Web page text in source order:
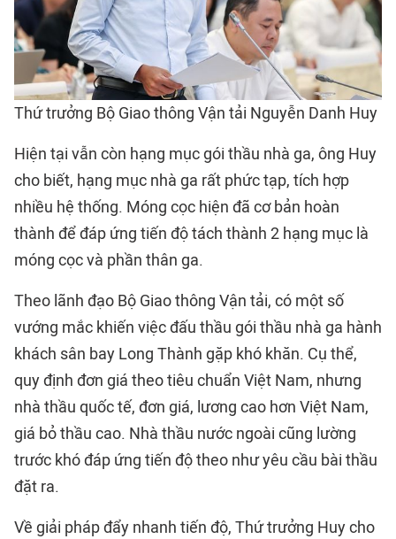
Thứ trưởng Bộ Giao thông Vận tải Nguyễn Danh Huy
Hiện tại vẫn còn hạng mục gói thầu nhà ga, ông Huy
cho biết, hạng mục nhà ga rất phức tạp, tích hợp
nhiều hệ thống. Móng cọc hiện đã cơ bản hoàn
thành để đáp ứng tiến độ tách thành 2 hạng mục là
móng cọc và phần thân ga.
Theo lãnh đạo Bộ Giao thông Vận tải, có một số
vướng mắc khiến việc đấu thầu gói thầu nhà ga hành
khách sân bay Long Thành gặp khó khăn. Cụ thể,
quy định đơn giá theo tiêu chuẩn Việt Nam, nhưng
nhà thầu quốc tế, đơn giá, lương cao hơn Việt Nam,
giá bỏ thầu cao. Nhà thầu nước ngoài cũng lường
trước khó đáp ứng tiến độ theo như yêu cầu bài thầu
đặt ra.
Về giải pháp đẩy nhanh tiến độ, Thứ trưởng Huy cho